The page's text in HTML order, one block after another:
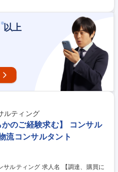
。 【詳細】■仕入先との折衝：中国
(日本語でのやり取りが主体) ■品質
応、工場への再発防止策の要請、食
衝：輸入通関業者との打ち合わせ、
)
※以上
ルティング
かのご経験求む】 コンサル
流コンサルタント
名 【調達、購買に